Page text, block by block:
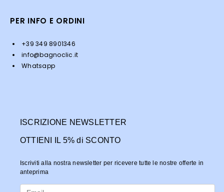
PER INFO E ORDINI
+39 349 8901346
info@bagnoclic.it
Whatsapp
ISCRIZIONE NEWSLETTER
OTTIENI IL 5% di SCONTO
Iscriviti alla nostra newsletter per ricevere tutte le nostre offerte in
anteprima